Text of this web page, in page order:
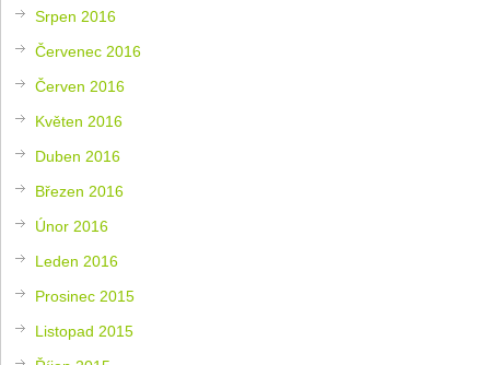
Srpen 2016
Červenec 2016
Červen 2016
Květen 2016
Duben 2016
Březen 2016
Únor 2016
Leden 2016
Prosinec 2015
Listopad 2015